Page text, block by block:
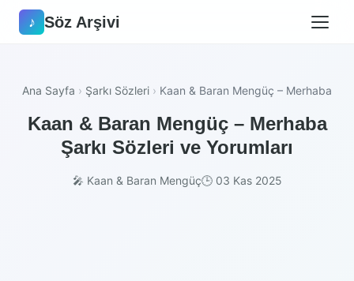
♪ Söz Arşivi
Ana Sayfa › Şarkı Sözleri › Kaan & Baran Mengüç – Merhaba
Kaan & Baran Mengüç – Merhaba
Şarkı Sözleri ve Yorumları
🎤 Kaan & Baran Mengüç🕒 03 Kas 2025